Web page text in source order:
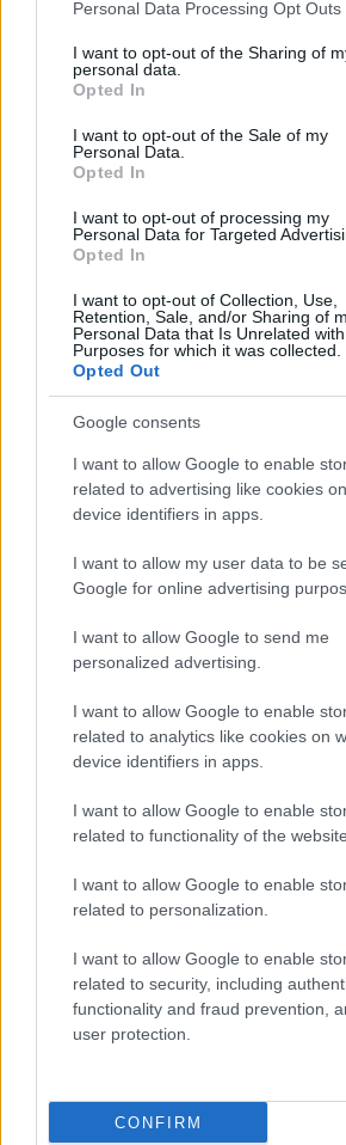
not limited to your visit or usage
grant or deny consent to Google and its
use your data for below specified
consent section.
Personal Data Processing Opt Outs
I want to opt-out of the Sharing of
personal data.
Opted In
I want to opt-out of the Sale of my
Personal Data.
Opted In
I want to opt-out of processing my
Personal Data for Targeted
Opted In
I want to opt-out of Collection, Use,
Retention, Sale, and/or Sharing of
Personal Data that Is Unrelated
Purposes for which it was collected.
Opted Out
Google consents
I want to allow Google to enable
related to advertising like cookies
device identifiers in apps.
I want to allow my user data to be
Google for online advertising
I want to allow Google to send me
personalized advertising.
I want to allow Google to enable
related to analytics like cookies on
device identifiers in apps.
I want to allow Google to enable
related to functionality of the
I want to allow Google to enable
related to personalization.
I want to allow Google to enable
related to security, including
functionality and fraud prevention,
user protection.
CONFIRM
nehézségeket, illetve a
mennyiségét is.
HÍRLEVÉL
E-mail cím
Feliratkozom a hírlevélre és
szabályzatot!
LEGFRISSEBB
Megérkezett az eső
Aktuális
Paks II.: Mit jelent
mérföldköve a
árnyékában?
Helyi hírek
Amire többmillióan
másodfokúra